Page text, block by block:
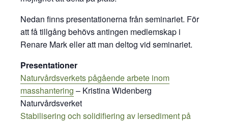
Nedan finns presentationerna från seminariet. För
att få tillgång behövs antingen medlemskap i
Renare Mark eller att man deltog vid seminariet.
Presentationer
Naturvårdsverkets pågående arbete inom
masshantering – Kristina Widenberg
Naturvårdsverket
Stabilisering och solidifiering av lersediment på